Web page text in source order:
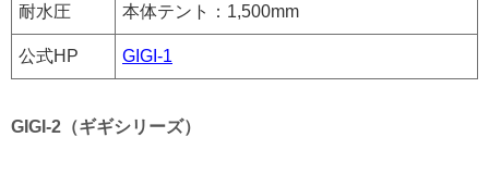
耐水圧 本体テント：1,500mm
公式HP GIGI-1
GIGI-2（ギギシリーズ）